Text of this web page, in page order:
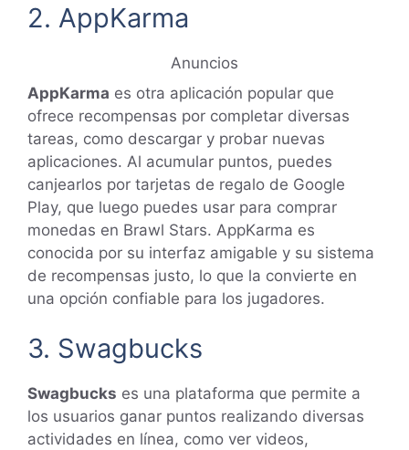
2. AppKarma
Anuncios
AppKarma es otra aplicación popular que
ofrece recompensas por completar diversas
tareas, como descargar y probar nuevas
aplicaciones. Al acumular puntos, puedes
canjearlos por tarjetas de regalo de Google
Play, que luego puedes usar para comprar
monedas en Brawl Stars. AppKarma es
conocida por su interfaz amigable y su sistema
de recompensas justo, lo que la convierte en
una opción confiable para los jugadores.
3. Swagbucks
Swagbucks es una plataforma que permite a
los usuarios ganar puntos realizando diversas
actividades en línea, como ver videos,